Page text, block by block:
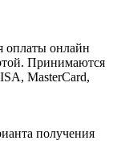
оплаты онлайн
Принимаются
MasterCard,
получения